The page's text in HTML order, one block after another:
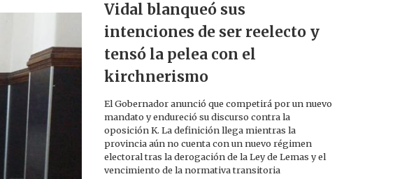
Vidal blanqueó sus
intenciones de ser reelecto y
tensó la pelea con el
kirchnerismo
El Gobernador anunció que competirá por un nuevo
mandato y endureció su discurso contra la
oposición K. La definición llega mientras la
provincia aún no cuenta con un nuevo régimen
electoral tras la derogación de la Ley de Lemas y el
vencimiento de la normativa transitoria